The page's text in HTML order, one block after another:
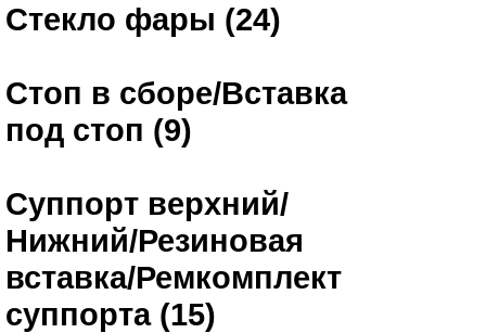
Стекло фары (24)
Стоп в сборе/Вставка
под стоп (9)
Суппорт верхний/
Нижний/Резиновая
вставка/Ремкомплект
суппорта (15)